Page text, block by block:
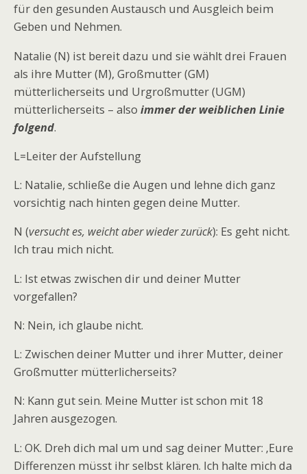
für den gesunden Austausch und Ausgleich beim
Geben und Nehmen.
Natalie (N) ist bereit dazu und sie wählt drei Frauen
als ihre Mutter (M), Großmutter (GM)
mütterlicherseits und Urgroßmutter (UGM)
mütterlicherseits – also immer der weiblichen Linie
folgend.
L=Leiter der Aufstellung
L: Natalie, schließe die Augen und lehne dich ganz
vorsichtig nach hinten gegen deine Mutter.
N (versucht es, weicht aber wieder zurück): Es geht nicht.
Ich trau mich nicht.
L: Ist etwas zwischen dir und deiner Mutter
vorgefallen?
N: Nein, ich glaube nicht.
L: Zwischen deiner Mutter und ihrer Mutter, deiner
Großmutter mütterlicherseits?
N: Kann gut sein. Meine Mutter ist schon mit 18
Jahren ausgezogen.
L: OK. Dreh dich mal um und sag deiner Mutter: ‚Eure
Differenzen müsst ihr selbst klären. Ich halte mich da